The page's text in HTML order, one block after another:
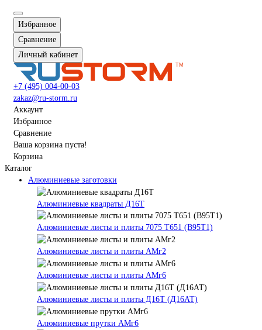
Избранное
Сравнение
Личный кабинет
+7 (495) 004-00-03
zakaz@ru-storm.ru
Аккаунт
Избранное
Сравнение
Ваша корзина пуста!
Корзина
Каталог
Алюминиевые заготовки
Алюминиевые квадраты Д16Т
Алюминиевые листы и плиты 7075 Т651 (В95Т1)
Алюминиевые листы и плиты АМг2
Алюминиевые листы и плиты АМг6
Алюминиевые листы и плиты Д16Т (Д16АТ)
Алюминиевые прутки АМг6